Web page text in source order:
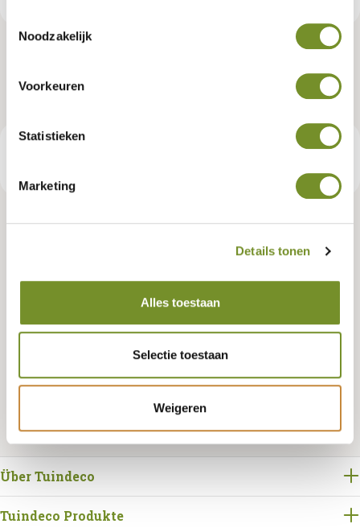
Noodzakelijk
Voorkeuren
Statistieken
Marketing
Details tonen
Alles toestaan
Selectie toestaan
Weigeren
Bestellen
Über Tuindeco
Tuindeco Produkte